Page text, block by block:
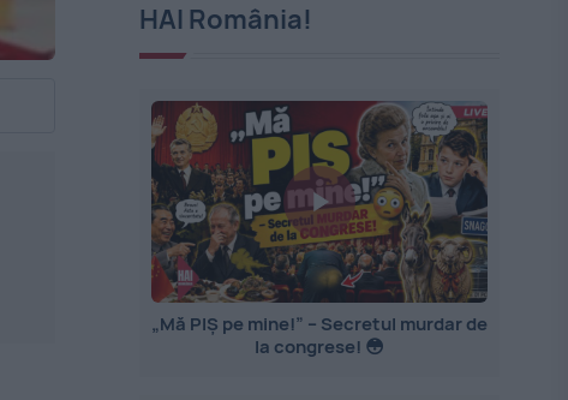
HAI România!
„Mă PIȘ pe mine!” – Secretul murdar de
la congrese! 😳